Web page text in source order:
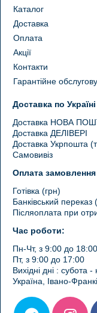
Каталог
Доставка
Оплата
Акції
Контакти
Гарантійне
Доставка по Україні
Доставка НОВА
Доставка ДЕЛІВЕРІ
Доставка Укрпошта
Самовивіз
Оплата замовлення
Готівка (грн)
Банківський
Післяоплата при
Час роботи:
Пн-Чт, з 9:00 до 18:00
Пт, з 9:00 до 17:00
Вихідні дні : субота -
Україна, Івано-